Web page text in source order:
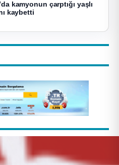
kamyonun çarptığı yaşlı
kaybetti